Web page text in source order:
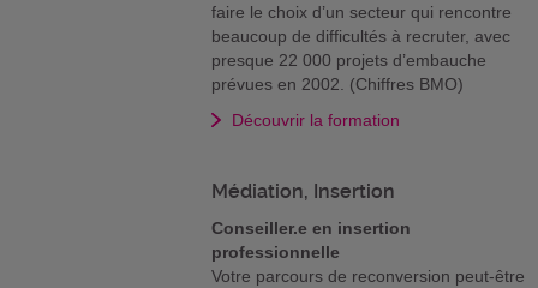
faire le choix d’un secteur qui rencontre
beaucoup de difficultés à recruter, avec
presque 22 000 projets d’embauche
prévues en 2002. (Chiffres BMO)
Découvrir la formation
Médiation, Insertion
Conseiller.e en insertion
professionnelle
Votre parcours de reconversion peut-être